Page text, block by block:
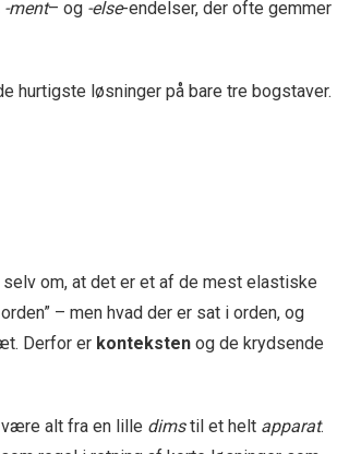
-ment– og -else-endelser, der ofte gemmer
hurtigste løsninger på bare tre bogstaver.
om, at det er et af de mest elastiske
– men hvad der er sat i orden, og
Derfor er konteksten og de krydsende
være alt fra en lille dimstil et helt apparat.